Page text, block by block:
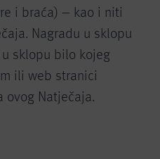
i braća) – kao i niti
Nagradu u sklopu
sklopu bilo kojeg
ili web stranici
ovog Natječaja.